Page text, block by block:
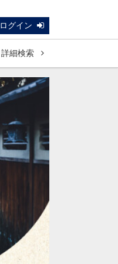
ログイン
詳細検索